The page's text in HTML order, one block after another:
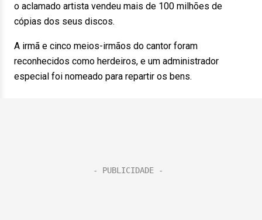
o aclamado artista vendeu mais de 100 milhões de
cópias dos seus discos.
A irmã e cinco meios-irmãos do cantor foram
reconhecidos como herdeiros, e um administrador
especial foi nomeado para repartir os bens.